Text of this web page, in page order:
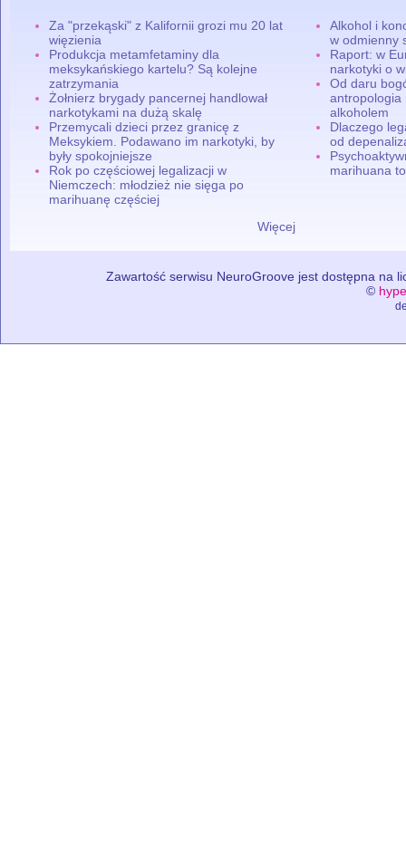
Za "przekąski" z Kalifornii grozi mu 20 lat
więzienia
Produkcja metamfetaminy dla
meksykańskiego kartelu? Są kolejne
zatrzymania
Żołnierz brygady pancernej handlował
narkotykami na dużą skalę
Przemycali dzieci przez granicę z
Meksykiem. Podawano im narkotyki, by
były spokojniejsze
Rok po częściowej legalizacji w
Niemczech: młodzież nie sięga po
marihuanę częściej
Więcej
Alkohol i
w odmienny
Raport: w
narkotyki o
Od daru
antropologia
alkoholem
Dlaczego
od
marihuana
Zawartość serwisu NeuroGroove jest dostępna na
©